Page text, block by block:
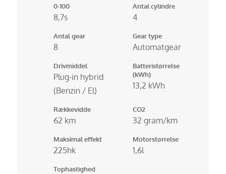
0-100
8,7s
Antal cylindre
4
Antal gear
8
Gear type
Automatgear
Drivmiddel
Plug-in hybrid
(Benzin / El)
Batteristørrelse
(kWh)
13,2 kWh
Rækkevidde
62 km
CO2
32 gram/km
Maksimal effekt
225hk
Motorstørrelse
1,6l
Tophastighed